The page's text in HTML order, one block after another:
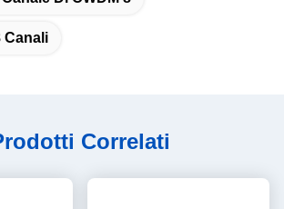
Canali
Correlati